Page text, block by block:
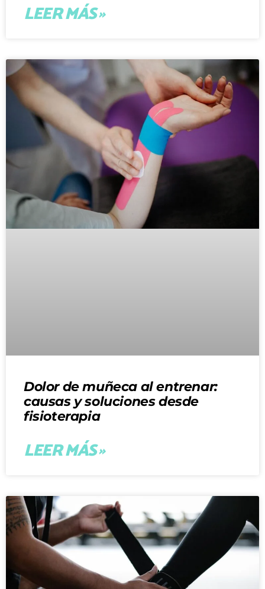
LEER MÁS »
Dolor de muñeca al entrenar:
causas y soluciones desde
fisioterapia
LEER MÁS »